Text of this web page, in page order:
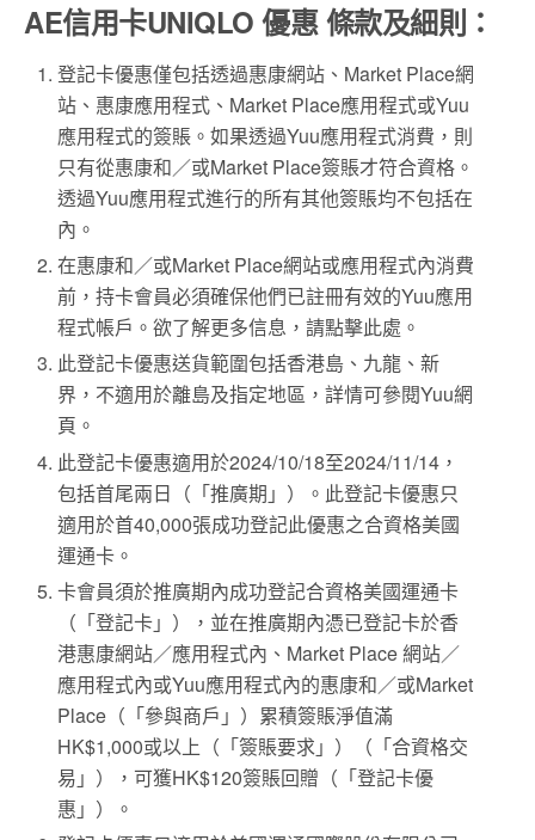
AE信用卡UNIQLO 優惠條款及細則：
登記卡優惠僅包括透過惠康網站、Market Place網
站、惠康應用程式、Market Place應用程式或Yuu
應用程式的簽賬。如果透過Yuu應用程式消費，則
只有從惠康和／或Market Place簽賬才符合資格。
透過Yuu應用程式進行的所有其他簽賬均不包括在
內。
在惠康和／或Market Place網站或應用程式內消費
前，持卡會員必須確保他們已註冊有效的Yuu應用
程式帳戶。欲了解更多信息，請點擊此處。
此登記卡優惠送貨範圍包括香港島、九龍、新
界，不適用於離島及指定地區，詳情可參閱Yuu網
頁。
此登記卡優惠適用於2024/10/18至2024/11/14，
包括首尾兩日（「推廣期」）。此登記卡優惠只
適用於首40,000張成功登記此優惠之合資格美國
運通卡。
卡會員須於推廣期內成功登記合資格美國運通卡
（「登記卡」），並在推廣期內憑已登記卡於香
港惠康網站／應用程式內、Market Place 網站／
應用程式內或Yuu應用程式內的惠康和／或Market
Place（「參與商戶」）累積簽賬淨值滿
HK$1,000或以上（「簽賬要求」）（「合資格交
易」），可獲HK$120簽賬回贈（「登記卡優
惠」）。